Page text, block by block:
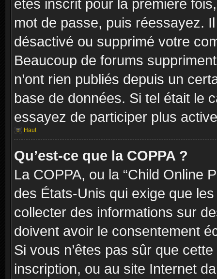
êtes inscrit pour la première
mot de passe, puis réessayez.
désactivé ou supprimé votre
Beaucoup de forums
n’ont rien publiés depuis un
base de données. Si tel était le
essayez de participer plus
Haut
Qu’est-ce que la COPPA ?
La COPPA, ou la “Child Online
des États-Unis qui exige que
collecter des informations sur
doivent avoir le consentement
Si vous n’êtes pas sûr que
inscription, ou au site Internet